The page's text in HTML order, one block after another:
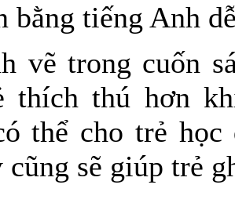
bằng tiếng Anh
vẽ trong cuốn
thích thú hơn
thể cho trẻ
cũng sẽ giúp trẻ